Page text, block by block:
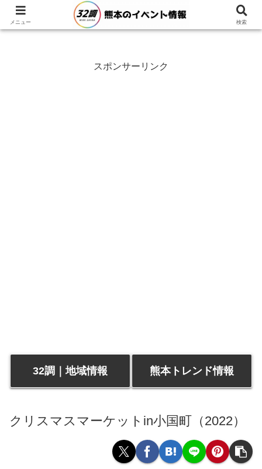
スポンサーリンク
32調｜地域情報 熊本トレンド情報
クリスマスマーケットin小国町（2022）
メニュー 検索